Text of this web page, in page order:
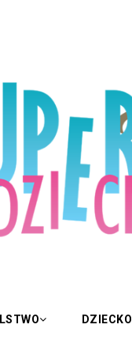
DZIECKO